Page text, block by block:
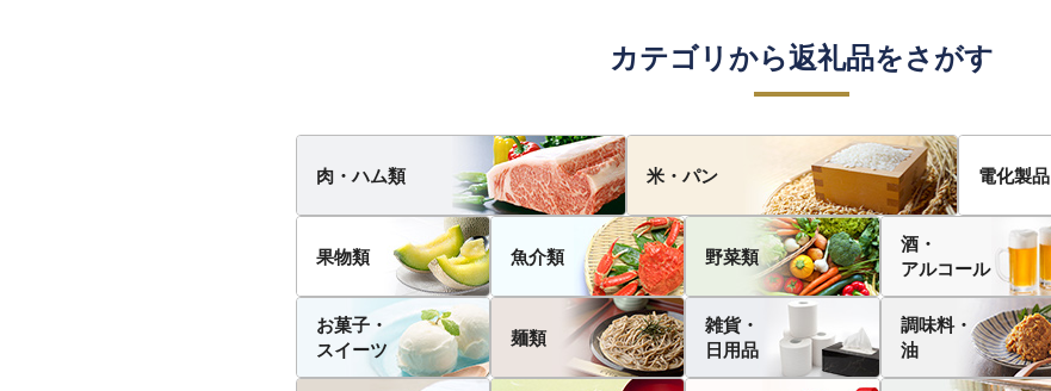
カテゴリから返礼品をさがす
肉・ハム類 米・パン 電化製品
果物類 魚介類 野菜類
酒・
アルコール
お菓子・
スイーツ
麺類
雑貨・
日用品
調味料・
油